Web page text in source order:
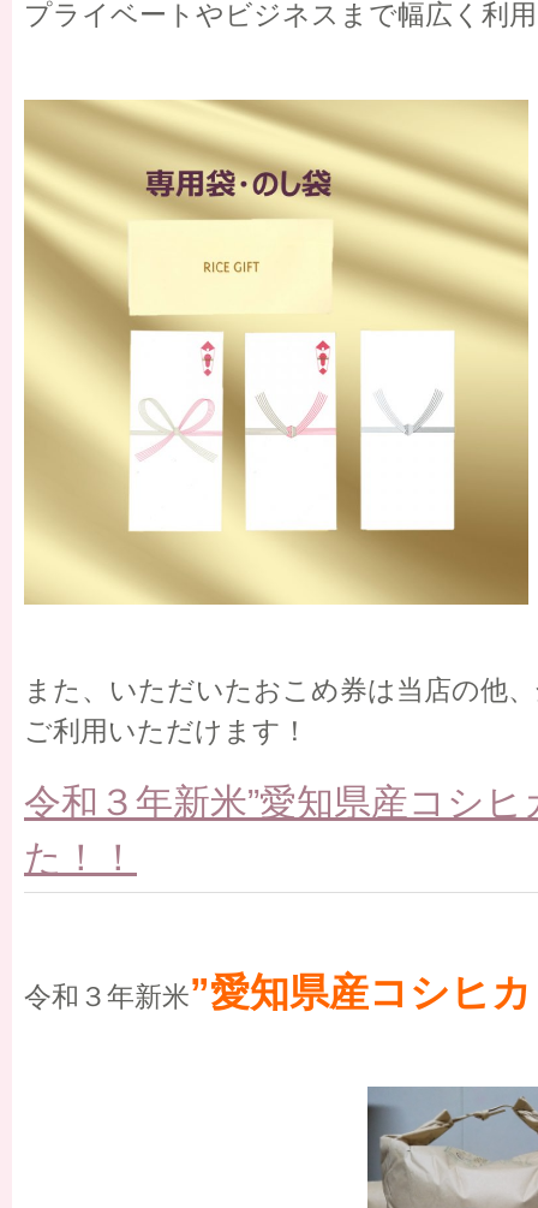
プライベートやビジネスまで幅広く利
また、いただいたおこめ券は当店の他
ご利用いただけます！
令和３年新米”愛知県産コシ
た！！
令和３年新米”愛知県産コシヒ